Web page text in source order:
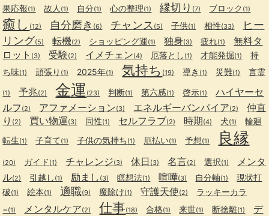
果応報(1) 故人 (1) 自分(1) 心の整理(1) 縁切り (7) ブロック (1)
癒し (12) 自分磨き (6) チャンス (5) 子供(1) 相性(33)
ヒー
リング(5) 転機(2) ショッピング運(1) 独身(3) 疲れ(1)
無料タ
ロット (3) 受験(2) イメチェン(4) 厄落とし (1) 才能発掘(1)
持
ち味(1) 頑張り (1) 2025年(1) 気持ち (19) 導き (1) 災難(1) 言霊
(1) 予兆(2) 金運 (23) 判断(1) 第六感(1) 啓示(1)
ハイヤーセ
ルフ (2) アファメーション(3) エネルギーバンパイア(2)
仲直
り (2) 買い物運(3) 同性(1) セルフラブ(2) 時期(4) 犬(1)
輪廻
転生(1) 子育て(1) 子供の気持ち(1) 厄払い(1) 予想(1) 良縁
(20) ガイド (1) チャレンジ(3) 休日 (3) 名言(2) 選択(1)
メンタ
ル(2) 引越し (1) 励まし (3) 瞑想法(1) 喧嘩(3) 自分軸(1)
現状打
破(1) 絵本(1) 適職(9) 魔除け(1) 守護天使(2)
ラッキーカラ
−(1) メンタルケア(2) 仕事(18) 合格(1) 来世(1) 断捨離(1)
デ